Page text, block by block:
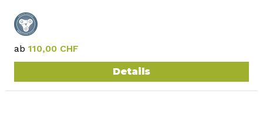
ab 110,00 CHF
Details